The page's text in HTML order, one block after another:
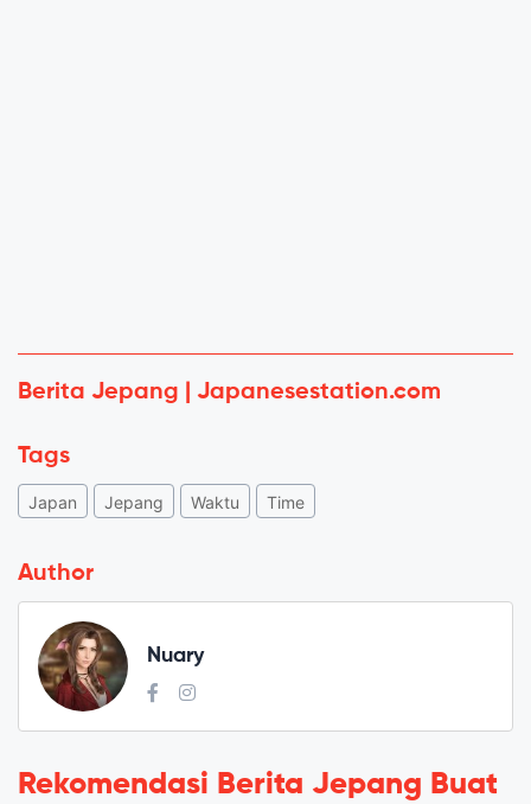
Berita Jepang | Japanesestation.com
Tags
Japan Jepang Waktu Time
Author
Nuary
Rekomendasi Berita Jepang Buat